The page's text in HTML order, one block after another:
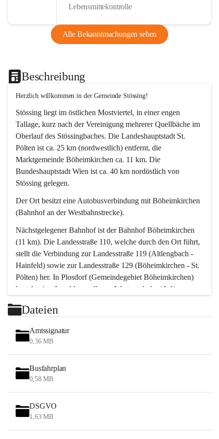
Lebensmittekontrolle
Alle Bekanntmachungen sehen
Beschreibung
Herzlich willkommen in der Gemeinde Stössing!
Stössing liegt im östlichen Mostviertel, in einer engen
Tallage, kurz nach der Vereinigung mehrerer Quellbäche im
Oberlauf des Stössingbaches. Die Landeshauptstadt St.
Pölten ist ca. 25 km (nordwestlich) entfernt, die
Marktgemeinde Böheimkirchen ca. 11 km. Die
Bundeshauptstadt Wien ist ca. 40 km nordöstlich von
Stössing gelegen.
Der Ort besitzt eine Autobusverbindung mit Böheimkirchen
(Bahnhof an der Westbahnstrecke).
Nächstgelegener Bahnhof ist der Bahnhof Böheimkirchen
(11 km). Die Landesstraße 110, welche durch den Ort führt,
stellt die Verbindung zur Landesstraße 119 (Altlengbach -
Hainfeld) sowie zur Landesstraße 129 (Böheimkirchen - St.
Pölten) her. In Plosdorf (Gemeindegebiet Böheimkirchen)
besteht eine Anschlussstelle zur Westautobahn (A 1).
Wien erreicht man in ca. 45 Minuten.
Stössing zählt noch zum Naherholungsraum Wien sowie
zum Naherholungsraum St. Pölten. Viele Bauernhöfe hatten
„ihre Wiener“. Seit 1960 bauten viele Wiener
Wochenendhäuser im Gemeindegebiet. Wegen des
waldreichen Jagdgebietes haben viele Jagdpächter ihre
Das Wandern ist aus touristischer Sicht die bedeutendste
Tätigkeit. Das hügelige Gebiet mit Wanderwegen durch
Wiesen, Wälder und Obstkulturen lädt dazu ein. Gefördert
Dateien
Amtssignatur
0,36 MB
Busfahrplan
0,58 MB
DSGVO
1,63 MB